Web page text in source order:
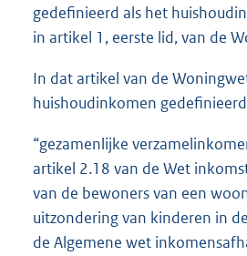
gedefinieerd als het
in artikel 1, eerste lid, van de
In dat artikel van de
huishoudinkomen
“gezamenlijke
artikel 2.18 van de Wet
van de bewoners van een
uitzondering van kinderen in
de Algemene wet